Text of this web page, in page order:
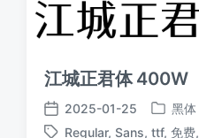
江城正君体 400W
发
2025-01-25
发
布
黑体
Regular, Sans, ttf, 免费,